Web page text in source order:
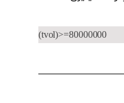
(tvol)>=80000000